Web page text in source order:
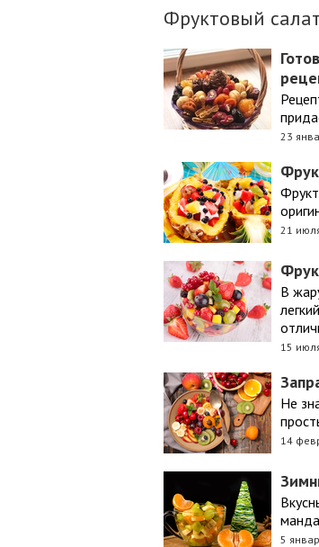
Фруктовый
23
21
В
15
Не
14
5